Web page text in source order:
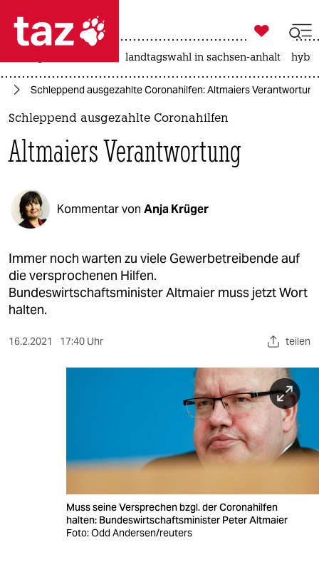
 taz zahl ich
taz zahl ich
themen
politik
öko
gesellschaft
kultur
sport
veranstaltungen
fragen & hilfe

taz zahl ich
landtagswahl in sachsen-anhalt
Schleppend ausgezahlte Coronahilfen: Altmaiers Verantwortung
Schleppend ausgezahlte Coronahilfen
Altmaiers Verantwortung
Kommentar von Anja Krüger
Immer noch warten zu viele Gewerbetreibende auf
die versprochenen Hilfen.
Bundeswirtschaftsminister Altmaier muss jetzt Wort
halten.
16.2.2021 17:40 Uhr teilen
Muss seine Versprechen bzgl. der Coronahilfen
halten: Bundeswirtschaftsminister Peter Altmaier
Foto: Odd Andersen/reuters